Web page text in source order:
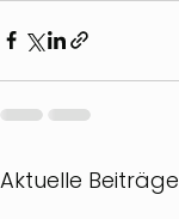
Aktuelle Beiträge